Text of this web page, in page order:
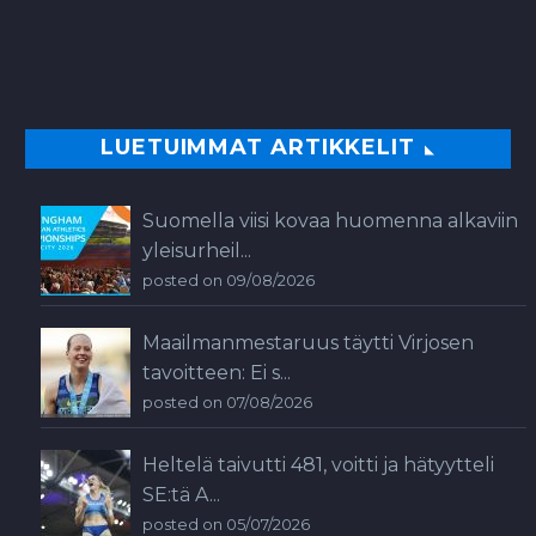
LUETUIMMAT ARTIKKELIT
Suomella viisi kovaa huomenna alkaviin
yleisurheil...
posted on 09/08/2026
Maailmanmestaruus täytti Virjosen
tavoitteen: Ei s...
posted on 07/08/2026
Heltelä taivutti 481, voitti ja hätyytteli
SE:tä A...
posted on 05/07/2026